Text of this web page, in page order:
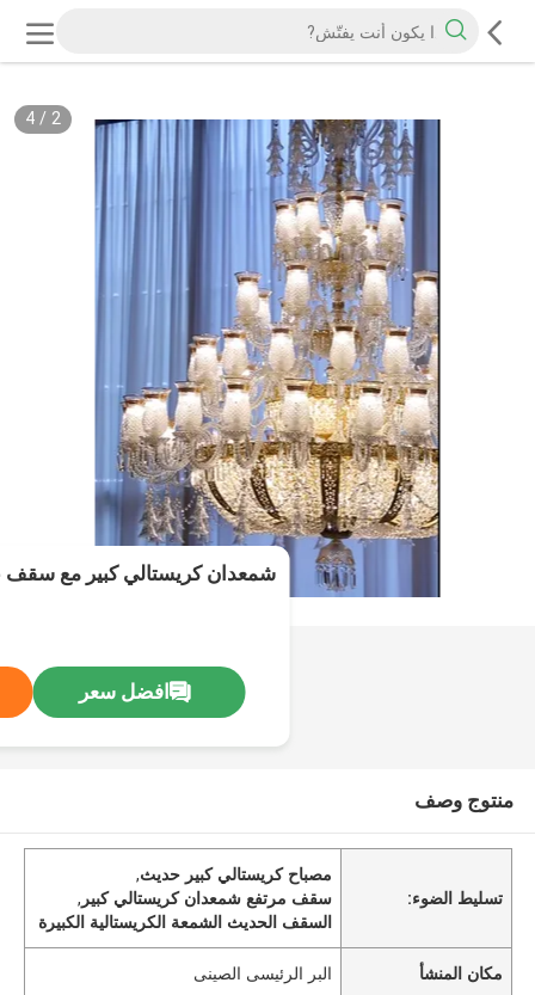
2
/
4
شمعدان كريستالي كبير مع سقف
افضل سعر
منتوج وصف
تسليط الضوء:
مصباح كريستالي كبير حديث,
سقف مرتفع شمعدان كريستالي كبير ,
السقف الحديث الشمعة الكريستالية الكبيرة
مكان المنشأ البر الرئيسى الصينى